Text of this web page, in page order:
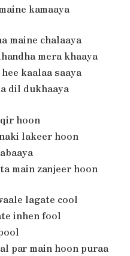
kamaaya
maine chalaaya
mera khaaya
kaalaa saaya
dil dukhaaya
hoon
lakeer hoon
main zanjeer hoon
lagate cool
inhen fool
par main hoon puraa